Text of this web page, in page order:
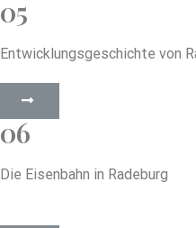
05
Entwicklungsgeschichte von
06
Die Eisenbahn in Radeburg